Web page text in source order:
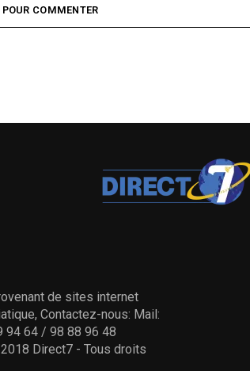
COMMENTER
de sites internet
Contactez-nous: Mail:
94 64 / 98 88 96 48
Direct7 - Tous droits